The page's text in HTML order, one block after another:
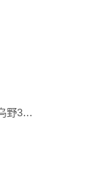
《黑子的篮球》里面,乌野高中最后赢了吗? 乌野3年拿到全国冠军了吗